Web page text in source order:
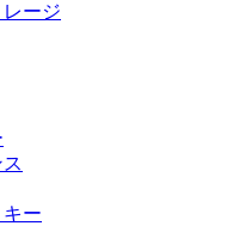
ージ
ー